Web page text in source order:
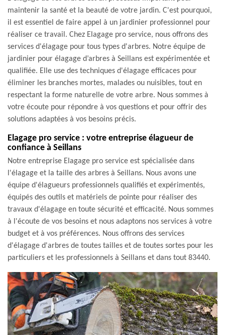
maintenir la santé et la beauté de votre jardin. C'est pourquoi,
il est essentiel de faire appel à un jardinier professionnel pour
réaliser ce travail. Chez Elagage pro service, nous offrons des
services d'élagage pour tous types d'arbres. Notre équipe de
jardinier pour élagage d’arbres à Seillans est expérimentée et
qualifiée. Elle use des techniques d'élagage efficaces pour
éliminer les branches mortes, malades ou nuisibles, tout en
respectant la forme naturelle de votre arbre. Nous sommes à
votre écoute pour répondre à vos questions et pour offrir des
solutions adaptées à vos besoins précis.
Elagage pro service : votre entreprise élagueur de
confiance à Seillans
Notre entreprise Elagage pro service est spécialisée dans
l'élagage et la taille des arbres à Seillans. Nous avons une
équipe d'élagueurs professionnels qualifiés et expérimentés,
équipés des outils et matériels de pointe pour réaliser des
travaux d'élagage en toute sécurité et efficacité. Nous sommes
à l'écoute de vos besoins et nous adaptons nos services à votre
budget et à vos préférences. Nous offrons des services
d'élagage d'arbres de toutes tailles et de toutes sortes pour les
particuliers et les professionnels à Seillans et dans tout 83440.